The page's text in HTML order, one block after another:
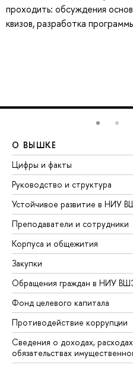
проходить: обсуждения
квизов, разработка
О ВЫШКЕ
Цифры и факты
Руководство и структура
Устойчивое развитие в НИУ
Преподаватели и сотрудники
Корпуса и общежития
Закупки
Обращения граждан в НИУ
Фонд целевого капитала
Противодействие коррупции
Сведения о доходах,
обязательствах